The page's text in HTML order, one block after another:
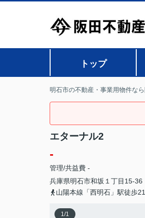
トップ
明石市の不動産・事業用物件な
エターナル2
-
管理/共益費 -
兵庫県明石市和坂 １丁目15-36
山陽本線「西明石」駅徒歩
1/1